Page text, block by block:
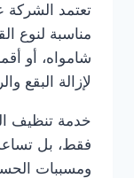
تعتمد
مناسبة لنوع
شامواه، أو
لإزالة البقع
خدمة تنظيف
فقط، بل
ومسببات